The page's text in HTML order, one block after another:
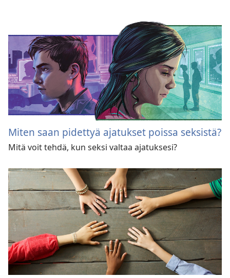
Miten saan pidettyä ajatukset poissa seksistä?
Mitä voit tehdä, kun seksi valtaa ajatuksesi?